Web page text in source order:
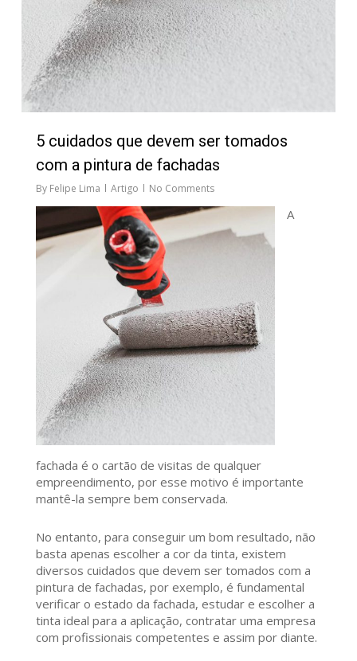
5 cuidados que devem ser tomados
com a pintura de fachadas
By Felipe Lima Artigo No Comments
A
fachada é o cartão de visitas de qualquer
empreendimento, por esse motivo é importante
mantê-la sempre bem conservada.
No entanto, para conseguir um bom resultado, não
basta apenas escolher a cor da tinta, existem
diversos cuidados que devem ser tomados com a
pintura de fachadas, por exemplo, é fundamental
verificar o estado da fachada, estudar e escolher a
tinta ideal para a aplicação, contratar uma empresa
com profissionais competentes e assim por diante.